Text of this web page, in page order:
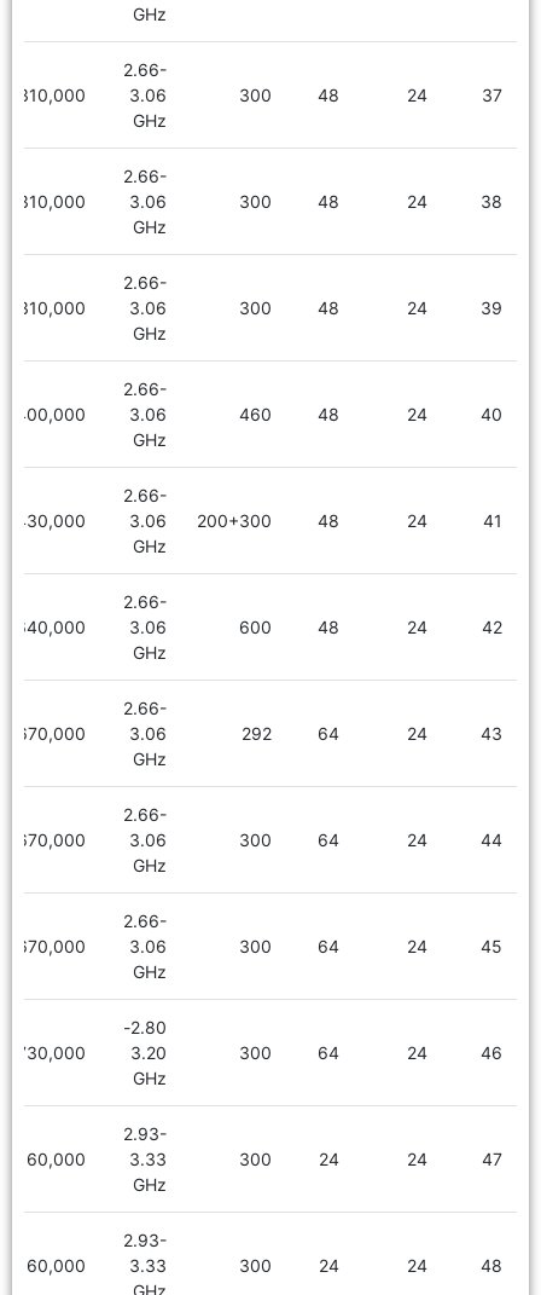
GHz
37
24
48
300
2.66-
3.06
GHz
2,310,000
38
24
48
300
2.66-
3.06
GHz
2,310,000
39
24
48
300
2.66-
3.06
GHz
2,310,000
40
24
48
460
2.66-
3.06
GHz
2,400,000
41
24
48
200+300
2.66-
3.06
GHz
2,430,000
42
24
48
600
2.66-
3.06
GHz
2,640,000
43
24
64
292
2.66-
3.06
GHz
2,670,000
44
24
64
300
2.66-
3.06
GHz
2,670,000
45
24
64
300
2.66-
3.06
GHz
2,670,000
46
24
64
300
2.80-
3.20
GHz
2,730,000
47
24
24
300
2.93-
3.33
GHz
2,160,000
48
24
24
300
2.93-
3.33
GHz
2,160,000